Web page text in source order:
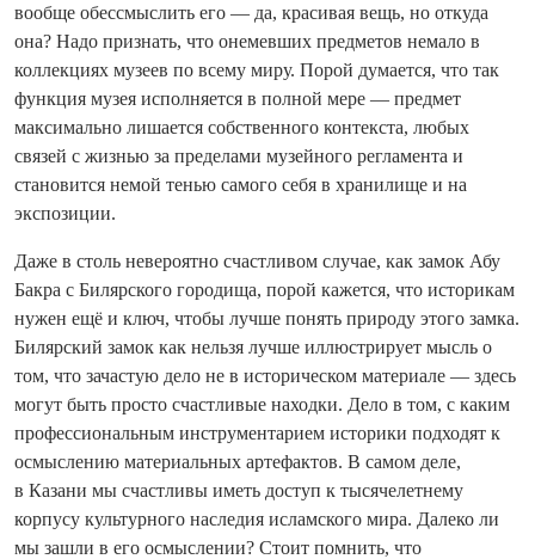
вообще обессмыслить его — да, красивая вещь, но откуда
она? Надо признать, что онемевших предметов немало в
коллекциях музеев по всему миру. Порой думается, что так
функция музея исполняется в полной мере — предмет
максимально лишается собственного контекста, любых
связей с жизнью за пределами музейного регламента и
становится немой тенью самого себя в хранилище и на
экспозиции.
Даже в столь невероятно счастливом случае, как замок Абу
Бакра с Билярского городища, порой кажется, что историкам
нужен ещё и ключ, чтобы лучше понять природу этого замка.
Билярский замок как нельзя лучше иллюстрирует мысль о
том, что зачастую дело не в историческом материале — здесь
могут быть просто счастливые находки. Дело в том, с каким
профессиональным инструментарием историки подходят к
осмыслению материальных артефактов. В самом деле,
в Казани мы счастливы иметь доступ к тысячелетнему
корпусу культурного наследия исламского мира. Далеко ли
мы зашли в его осмыслении? Стоит помнить, что